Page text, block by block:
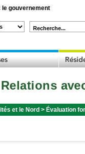
gouvernement
Recherche...
Relations
et le Nord > Évaluation